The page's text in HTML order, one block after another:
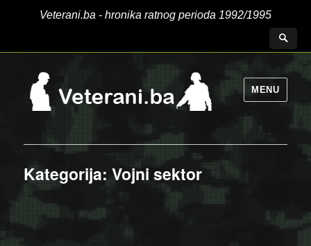
Veterani.ba - hronika ratnog perioda 1992/1995
MENU
Kategorija:Vojni sektor